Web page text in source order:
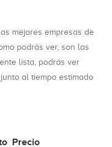
mejores empresas de
podrás ver, son las
lista, podrás ver
al tiempo estimado
Precio